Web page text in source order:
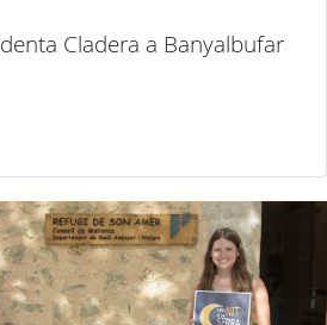
Cladera a Banyalbufar